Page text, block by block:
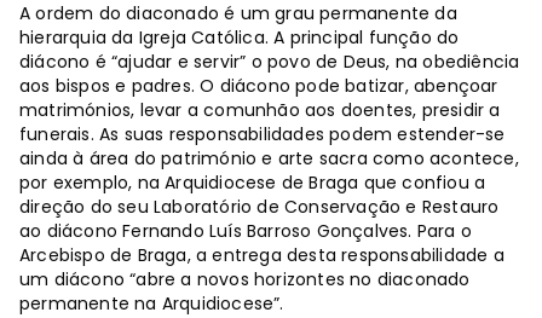
A ordem do diaconado é um grau permanente da
hierarquia da Igreja Católica. A principal função do
diácono é “ajudar e servir” o povo de Deus, na obediência
aos bispos e padres. O diácono pode batizar, abençoar
matrimónios, levar a comunhão aos doentes, presidir a
funerais. As suas responsabilidades podem estender-se
ainda à área do património e arte sacra como acontece,
por exemplo, na Arquidiocese de Braga que confiou a
direção do seu Laboratório de Conservação e Restauro
ao diácono Fernando Luís Barroso Gonçalves. Para o
Arcebispo de Braga, a entrega desta responsabilidade a
um diácono “abre a novos horizontes no diaconado
permanente na Arquidiocese”.